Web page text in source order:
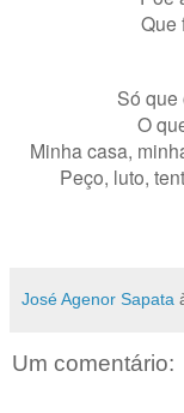
Que
Só que
O
Minha casa,
Peço, luto,
José Agenor Sapata
Um comentário: